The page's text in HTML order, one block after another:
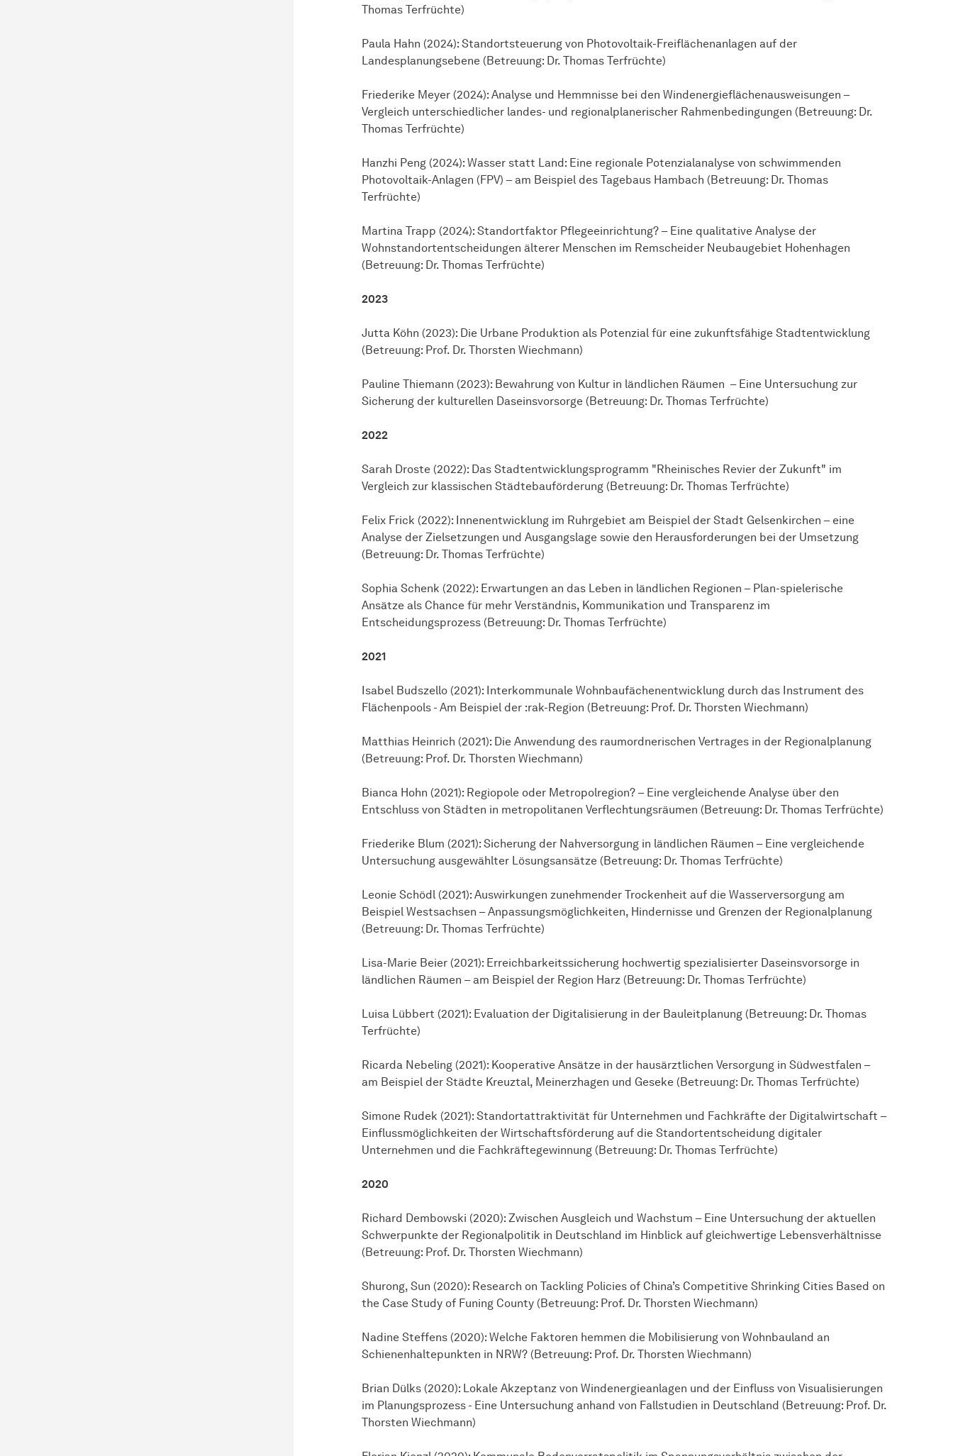
Thomas Terfrüchte)
Paula Hahn (2024): Standortsteuerung von Photovoltaik-Freiflächenanlagen auf der
Landesplanungsebene (Betreuung: Dr. Thomas Terfrüchte)
Friederike Meyer (2024): Analyse und Hemmnisse bei den Windenergieflächenausweisungen –
Vergleich unterschiedlicher landes- und regionalplanerischer Rahmenbedingungen (Betreuung: Dr.
Thomas Terfrüchte)
Hanzhi Peng (2024): Wasser statt Land: Eine regionale Potenzialanalyse von schwimmenden
Photovoltaik-Anlagen (FPV) – am Beispiel des Tagebaus Hambach (Betreuung: Dr. Thomas
Terfrüchte)
Martina Trapp (2024): Standortfaktor Pflegeeinrichtung? – Eine qualitative Analyse der
Wohnstandortentscheidungen älterer Menschen im Remscheider Neubaugebiet Hohenhagen
(Betreuung: Dr. Thomas Terfrüchte)
2023
Jutta Köhn (2023): Die Urbane Produktion als Potenzial für eine zukunftsfähige Stadtentwicklung
(Betreuung: Prof. Dr. Thorsten Wiechmann)
Pauline Thiemann (2023): Bewahrung von Kultur in ländlichen Räumen – Eine Untersuchung zur
Sicherung der kulturellen Daseinsvorsorge (Betreuung: Dr. Thomas Terfrüchte)
2022
Sarah Droste (2022): Das Stadtentwicklungsprogramm "Rheinisches Revier der Zukunft" im
Vergleich zur klassischen Städtebauförderung (Betreuung: Dr. Thomas Terfrüchte)
Felix Frick (2022): Innenentwicklung im Ruhrgebiet am Beispiel der Stadt Gelsenkirchen – eine
Analyse der Zielsetzungen und Ausgangslage sowie den Herausforderungen bei der Umsetzung
(Betreuung: Dr. Thomas Terfrüchte)
Sophia Schenk (2022): Erwartungen an das Leben in ländlichen Regionen – Plan-spielerische
Ansätze als Chance für mehr Verständnis, Kommunikation und Transparenz im
Entscheidungsprozess (Betreuung: Dr. Thomas Terfrüchte)
2021
Isabel Budszello (2021): Interkommunale Wohnbaufächenentwicklung durch das Instrument des
Flächenpools - Am Beispiel der :rak-Region (Betreuung: Prof. Dr. Thorsten Wiechmann)
Matthias Heinrich (2021): Die Anwendung des raumordnerischen Vertrages in der Regionalplanung
(Betreuung: Prof. Dr. Thorsten Wiechmann)
Bianca Hohn (2021): Regiopole oder Metropolregion? – Eine vergleichende Analyse über den
Entschluss von Städten in metropolitanen Verflechtungsräumen (Betreuung: Dr. Thomas Terfrüchte)
Friederike Blum (2021): Sicherung der Nahversorgung in ländlichen Räumen – Eine vergleichende
Untersuchung ausgewählter Lösungsansätze (Betreuung: Dr. Thomas Terfrüchte)
Leonie Schödl (2021): Auswirkungen zunehmender Trockenheit auf die Wasserversorgung am
Beispiel Westsachsen – Anpassungsmöglichkeiten, Hindernisse und Grenzen der Regionalplanung
(Betreuung: Dr. Thomas Terfrüchte)
Lisa-Marie Beier (2021): Erreichbarkeitssicherung hochwertig spezialisierter Daseinsvorsorge in
ländlichen Räumen – am Beispiel der Region Harz (Betreuung: Dr. Thomas Terfrüchte)
Luisa Lübbert (2021): Evaluation der Digitalisierung in der Bauleitplanung (Betreuung: Dr. Thomas
Terfrüchte)
Ricarda Nebeling (2021): Kooperative Ansätze in der hausärztlichen Versorgung in Südwestfalen –
am Beispiel der Städte Kreuztal, Meinerzhagen und Geseke (Betreuung: Dr. Thomas Terfrüchte)
Simone Rudek (2021): Standortattraktivität für Unternehmen und Fachkräfte der Digitalwirtschaft –
Einflussmöglichkeiten der Wirtschaftsförderung auf die Standortentscheidung digitaler
Unternehmen und die Fachkräftegewinnung (Betreuung: Dr. Thomas Terfrüchte)
2020
Richard Dembowski (2020): Zwischen Ausgleich und Wachstum – Eine Untersuchung der aktuellen
Schwerpunkte der Regionalpolitik in Deutschland im Hinblick auf gleichwertige Lebensverhältnisse
(Betreuung: Prof. Dr. Thorsten Wiechmann)
Shurong, Sun (2020): Research on Tackling Policies of China’s Competitive Shrinking Cities Based on
the Case Study of Funing County (Betreuung: Prof. Dr. Thorsten Wiechmann)
Nadine Steffens (2020): Welche Faktoren hemmen die Mobilisierung von Wohnbauland an
Schienenhaltepunkten in NRW? (Betreuung: Prof. Dr. Thorsten Wiechmann)
Brian Dülks (2020): Lokale Akzeptanz von Windenergieanlagen und der Einfluss von Visualisierungen
im Planungsprozess - Eine Untersuchung anhand von Fallstudien in Deutschland (Betreuung: Prof. Dr.
Thorsten Wiechmann)